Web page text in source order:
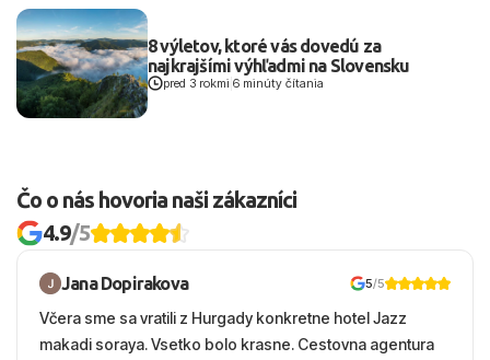
8 výletov, ktoré vás dovedú za
najkrajšími výhľadmi na Slovensku
pred 3 rokmi 6 minúty čítania
Čo o nás hovoria naši zákazníci
4.9/5
Jana Dopirakova 5/5
Včera sme sa vratili z Hurgady konkretne hotel Jazz
makadi soraya. Vsetko bolo krasne. Cestovna agentura